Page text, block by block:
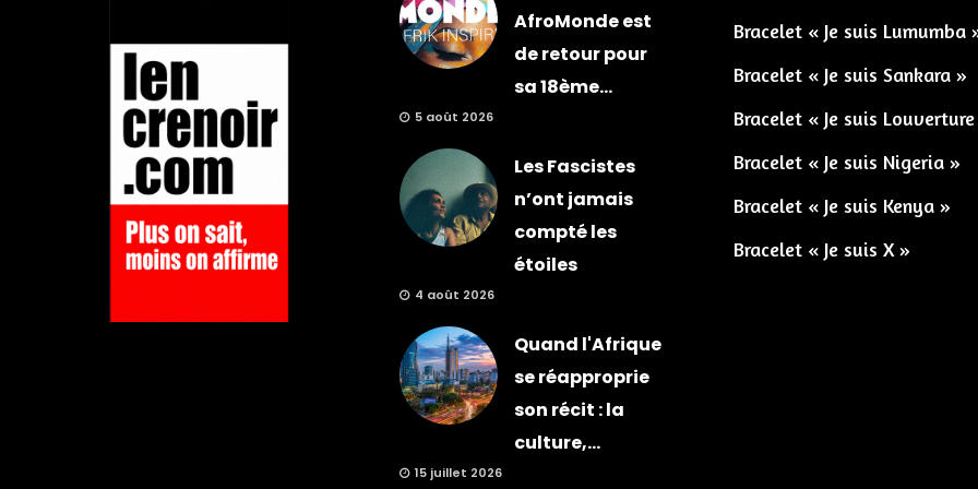
AfroMonde est
de retour pour
sa 18ème...
5 août 2026
Les Fascistes
n’ont jamais
compté les
étoiles
4 août 2026
Quand l'Afrique
se réapproprie
son récit : la
culture,...
15 juillet 2026
Bracelet « Je suis Lumumba
Bracelet « Je suis Sankara »
Bracelet « Je suis
Bracelet « Je suis Nigeria »
Bracelet « Je suis Kenya »
Bracelet « Je suis X »